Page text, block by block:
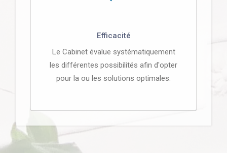
Efficacité
Le Cabinet évalue systématiquement
les différentes possibilités afin d'opter
pour la ou les solutions optimales.